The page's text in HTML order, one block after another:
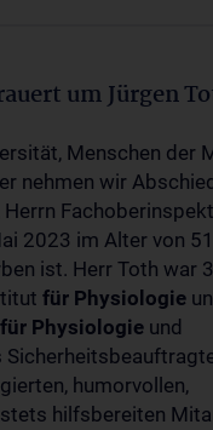
um Jürgen
Menschen der
nehmen wir
2023 im Alter von
ist. Herr Toth war
für Physiologie
für Physiologie und
humorvollen,
hilfsbereiten